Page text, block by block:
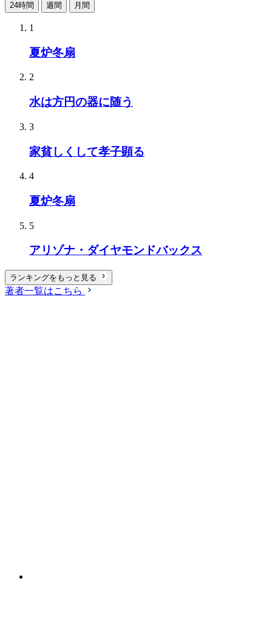
24時間 週間 月間
1
夏炉冬扇
2
水は方円の器に随う
3
家貧しくして孝子顕る
4
夏炉冬扇
5
アリゾナ・ダイヤモンドバックス
ランキングをもっと見る
著者一覧はこちら